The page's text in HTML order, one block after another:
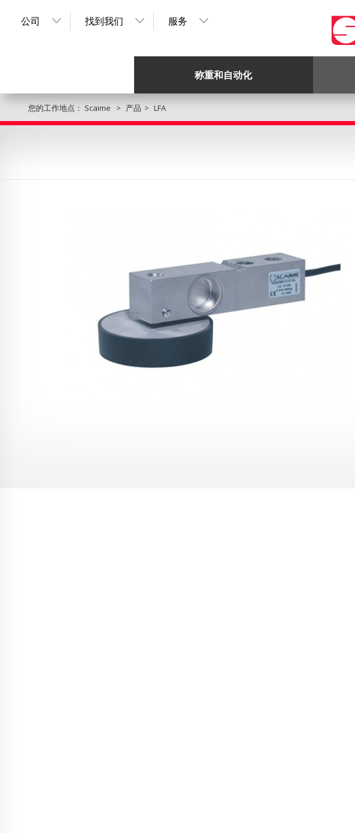
公司 找到我们 服务
称重和自动化
您的工作地点： Scaime 产品 LFA